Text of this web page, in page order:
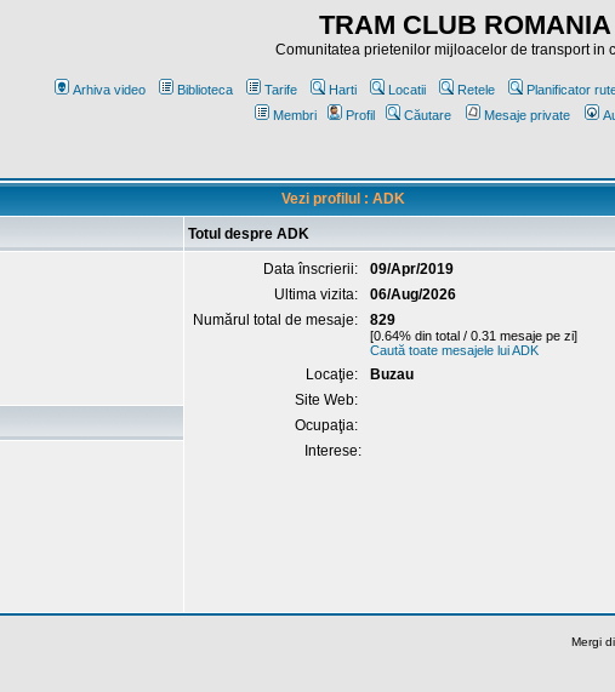
TRAM CLUB ROMANIA
Comunitatea prietenilor mijloacelor de transport in
Arhiva video Biblioteca Tarife Harti Locatii Retele Planificator
Membri
Profil Căutare Mesaje private
Vezi profilul : ADK
Totul despre ADK
Data înscrierii:
09/Apr/2019
Ultima vizita:
06/Aug/2026
Numărul total de mesaje:
829
[0.64% din total / 0.31 mesaje pe zi]
Caută toate mesajele lui ADK
Locaţie:
Buzau
Site Web:
Ocupaţia:
Interese:
Mergi